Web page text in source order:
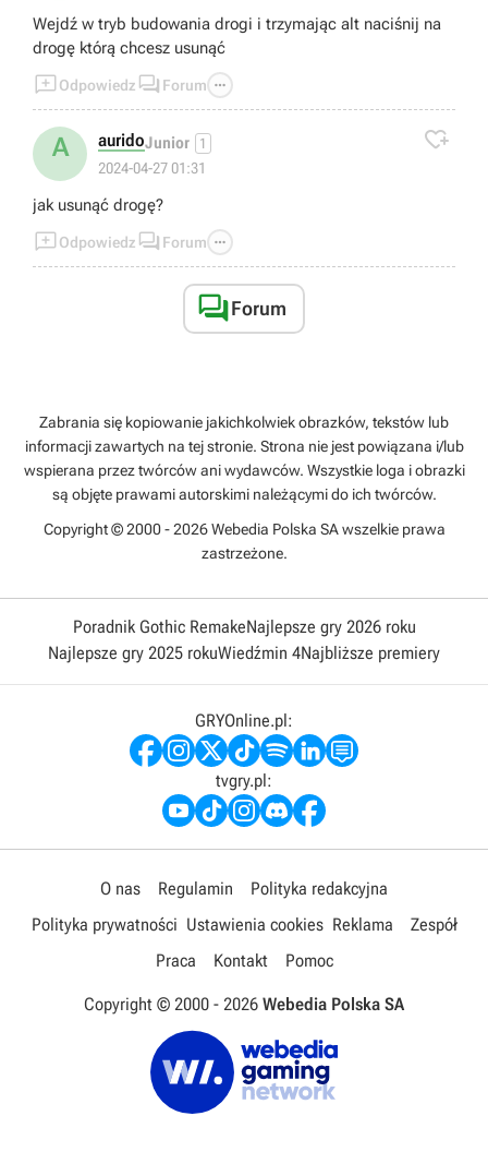
Wejdź w tryb budowania drogi i trzymając alt naciśnij na
drogę którą chcesz usunąć
Odpowiedz  Forum 
A auridoJunior 1
2024-04-27 01:31

jak usunąć drogę?
Odpowiedz  Forum 
Forum
Zabrania się kopiowanie jakichkolwiek obrazków, tekstów lub
informacji zawartych na tej stronie. Strona nie jest powiązana i/lub
wspierana przez twórców ani wydawców. Wszystkie loga i obrazki
są objęte prawami autorskimi należącymi do ich twórców.
Copyright © 2000 - 2026 Webedia Polska SA wszelkie prawa
zastrzeżone.
Poradnik Gothic RemakeNajlepsze gry 2026 roku
Najlepsze gry 2025 rokuWiedźmin 4Najbliższe premiery
GRYOnline.pl:
tvgry.pl:
O nas Regulamin
Polityka redakcyjna
Polityka prywatności Ustawienia cookies Reklama
Zespół
Praca
Kontakt Pomoc
Copyright © 2000 - 2026 Webedia Polska SA